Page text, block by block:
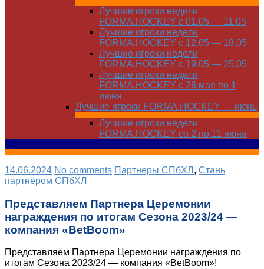
Лучшие игроки недели
FORMA.HOCKEY с 01.05 — 11.05
Лучшие игроки недели
FORMA.HOCKEY с 12.05 — 18.05
Лучшие игроки недели
FORMA.HOCKEY с 19.05 — 25.05
Лучшие игроки недели
FORMA.HOCKEY с 26 мая по 1
июня
Лучшие игроки FORMA.HOCKEY — июнь
Лучшие игроки недели
FORMA.HOCKEY со 2 по 11 июня
14.06.2024 No comments Партнеры СПбХЛ , Стань
партнёром СПбХЛ
Представляем Партнера Церемонии
награждения по итогам Сезона 2023/24 —
компания «BetBoom»
Представляем Партнера Церемонии награждения по
итогам Сезона 2023/24 — компания «BetBoom»!